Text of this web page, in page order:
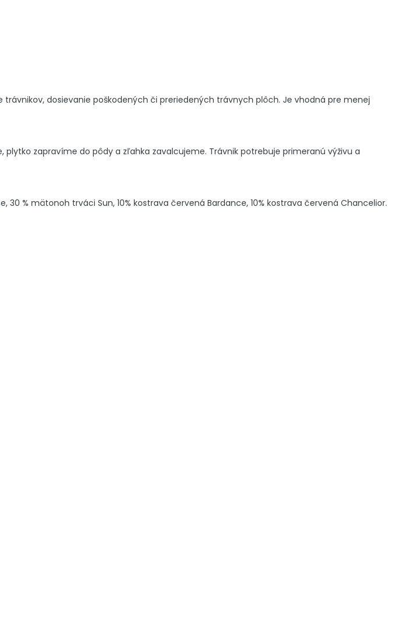
trávnikov, dosievanie poškodených či preriedených trávnych plôch. Je vhodná pre menej
zapravíme do pôdy a zľahka zavalcujeme. Trávnik potrebuje primeranú výživu a
% mätonoh trváci Sun, 10% kostrava červená Bardance, 10% kostrava červená Chancelior.